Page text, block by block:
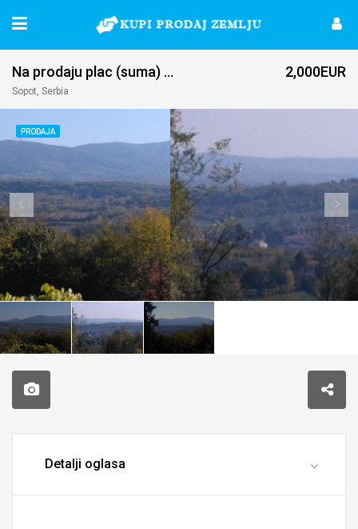
Na prodaju plac (suma) Sopot
Sopot, Serbia
2,000EUR
PRODAJA
Detalji oglasa